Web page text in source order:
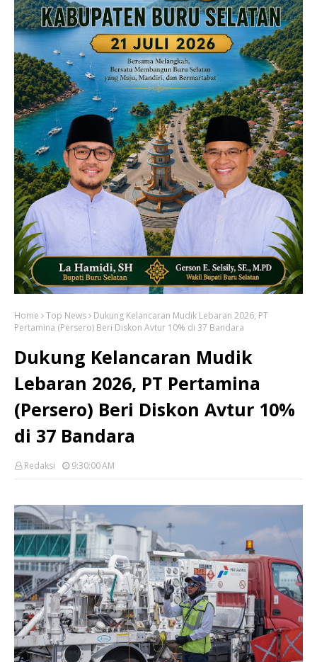
Home Top News
Dukung Kelancaran Mudik Lebaran 2026, PT
Pertamina (Persero) Beri Diskon Avtur 10% di 37 Bandara
Dukung Kelancaran Mudik
Lebaran 2026, PT Pertamina
(Persero) Beri Diskon Avtur 10%
di 37 Bandara
Redaksi 9:30:00 AM